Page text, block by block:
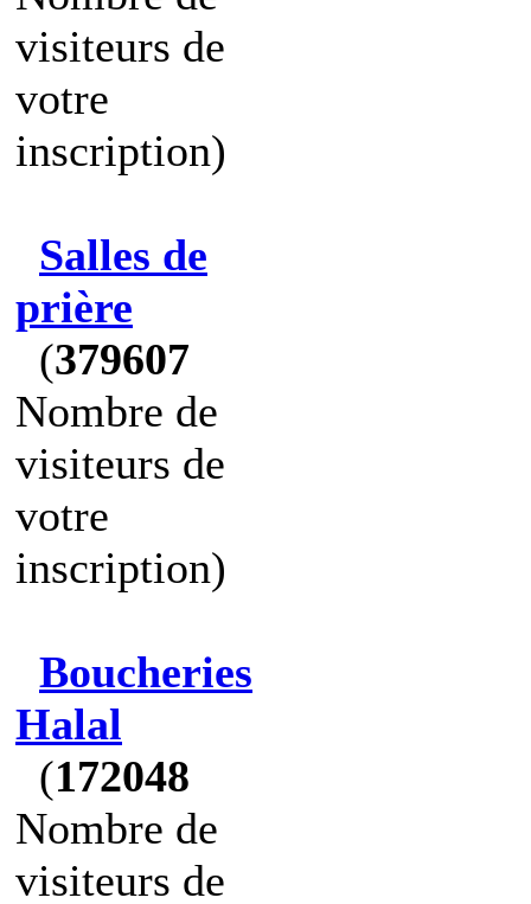
visiteurs de
votre
inscription)
Salles de
prière
(379607
Nombre de
visiteurs de
votre
inscription)
Boucheries
Halal
(172048
Nombre de
visiteurs de